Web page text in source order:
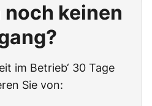
noch keinen
im Betrieb‘ 30 Tage
Sie von: